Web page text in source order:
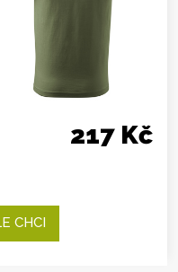
217 Kč
CHCI